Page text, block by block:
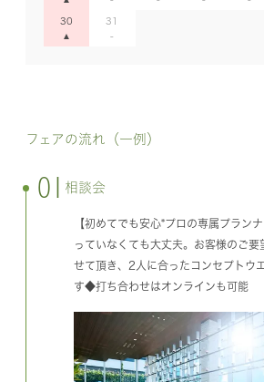
30 31
フェアの流れ（一例）
01 相談会
【初めてでも安心*プロの専属プラン
っていなくても大丈夫。お客様のご要
せて頂き、2人に合ったコンセプトウ
す◆打ち合わせはオンラインも可能